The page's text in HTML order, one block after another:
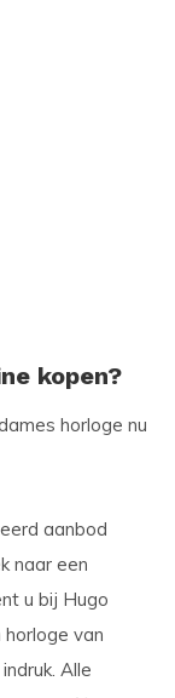
kopen?
horloge nu
aanbod
naar een
u bij Hugo
van
Alle